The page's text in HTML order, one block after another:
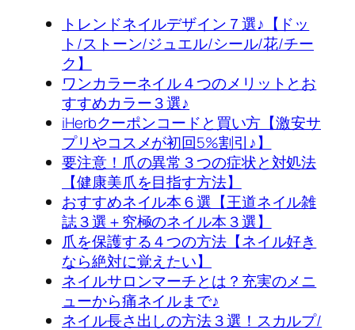
トレンドネイルデザイン７選♪【ドッ
ト/ストーン/ジュエル/シール/花/チー
ク】
ワンカラーネイル４つのメリットとお
すすめカラー３選♪
iHerbクーポンコードと買い方【激安サ
プリやコスメが初回5%割引♪】
要注意！爪の異常３つの症状と対処法
【健康美爪を目指す方法】
おすすめネイル本６選【王道ネイル雑
誌３選＋究極のネイル本３選】
爪を保護する４つの方法【ネイル好き
なら絶対に覚えたい】
ネイルサロンマーチとは？充実のメニ
ューから痛ネイルまで♪
ネイル長さ出しの方法３選！スカルプ/